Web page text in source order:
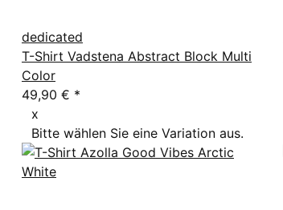
dedicated
T-Shirt Vadstena Abstract Block Multi
Color
49,90 € *
x
Bitte wählen Sie eine Variation aus.